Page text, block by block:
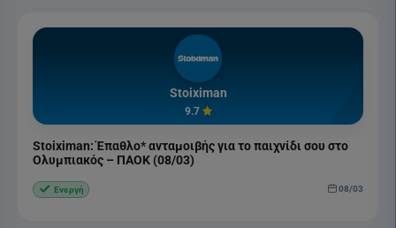
Stoiximan
9.7
Stoiximan: Έπαθλο* ανταμοιβής για το παιχνίδι σου στο
Ολυμπιακός – ΠΑΟΚ (08/03)
Ενεργή 08/03